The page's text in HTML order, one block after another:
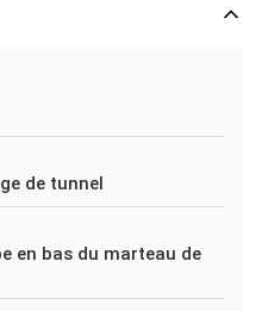
de tunnel
en bas du marteau de